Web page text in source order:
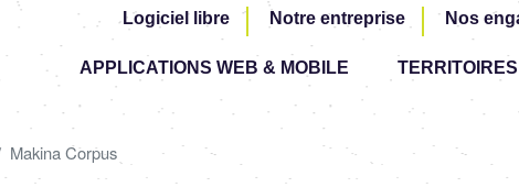
Aller
contenu
principal
Logiciel libre Notre entreprise Nos
Top
Main
navigation
APPLICATIONS WEB & MOBILE TERRITOIRES
Makina Corpus